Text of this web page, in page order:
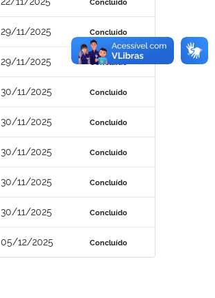
Concluído
29/11/2025 Concluído
29/11/2025 Concluído
30/11/2025 Concluído
30/11/2025 Concluído
30/11/2025 Concluído
30/11/2025 Concluído
30/11/2025 Concluído
05/12/2025 Concluído